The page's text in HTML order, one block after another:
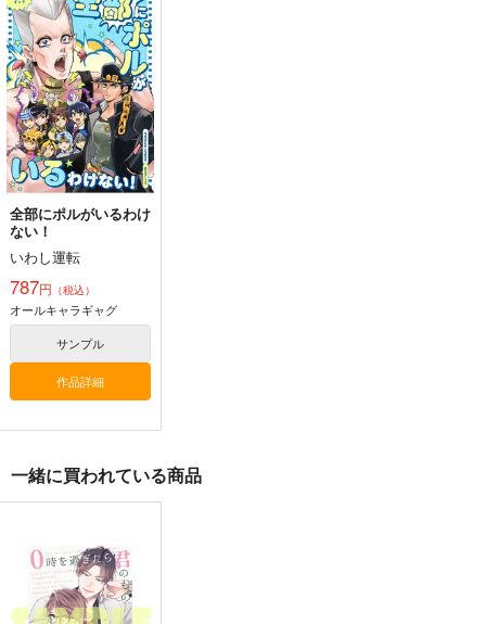
○こしたら、どうやっ
て脱出する！？
いわし運転
787円（税込）
ジョジョの奇妙な冒険
空条承太郎
ジャン＝ピエール・ポルナレフ
ジョセフ・ジョースター
サンプル
カート
全部にポルがいるわけ
ない！
いわし運転
787円 （税込）
オールキャラギャグ
サンプル
作品詳細
一緒に買われている商品